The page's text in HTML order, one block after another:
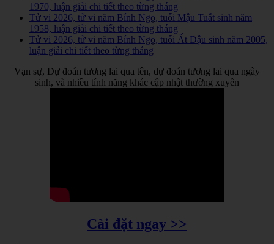
1970, luận giải chi tiết theo từng tháng
Tử vi 2026, tử vi năm Bính Ngọ, tuổi Mậu Tuất sinh năm
1958, luận giải chi tiết theo từng tháng
Tử vi 2026, tử vi năm Bính Ngọ, tuổi Ất Dậu sinh năm 2005,
luận giải chi tiết theo từng tháng
Vạn sự, Dự đoán tương lai qua tên, dự đoán tương lai qua ngày
sinh, và nhiều tính năng khác cập nhật thường xuyên
Cài đặt ngay >>